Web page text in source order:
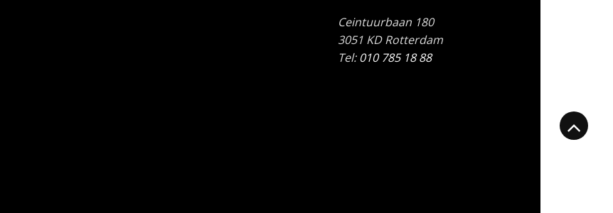
Ceintuurbaan 180
3051 KD Rotterdam
Tel:010 785 18 88